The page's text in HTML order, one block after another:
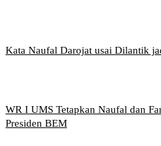
Kata Naufal Darojat usai Dilantik
WR I UMS Tetapkan Naufal dan
Presiden BEM